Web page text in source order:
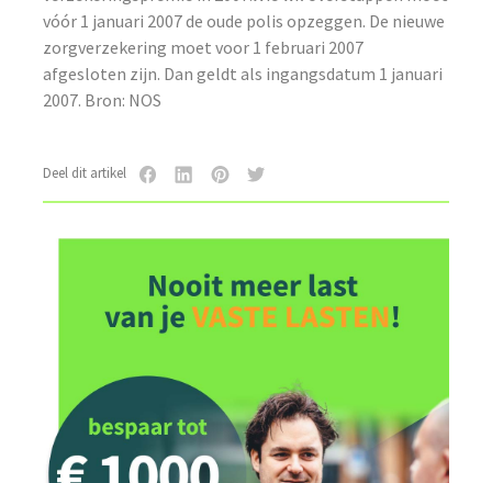
vóór 1 januari 2007 de oude polis opzeggen. De nieuwe
zorgverzekering moet voor 1 februari 2007
afgesloten zijn. Dan geldt als ingangsdatum 1 januari
2007. Bron: NOS
Deel dit artikel